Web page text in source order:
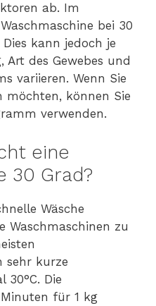
ab. Im
bei 30
kann jedoch je
Art des Gewebes und
variieren. Wenn Sie
möchten, können Sie
verwenden.
eine
30 Grad?
Wäsche
Waschmaschinen zu
sehr kurze
30°C. Die
für 1 kg